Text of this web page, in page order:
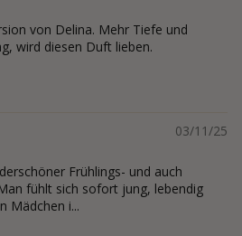
von Delina. Mehr Tiefe und
wird diesen Duft lieben.
03/11/25
Frühlings- und auch
fühlt sich sofort jung, lebendig
Mädchen i...